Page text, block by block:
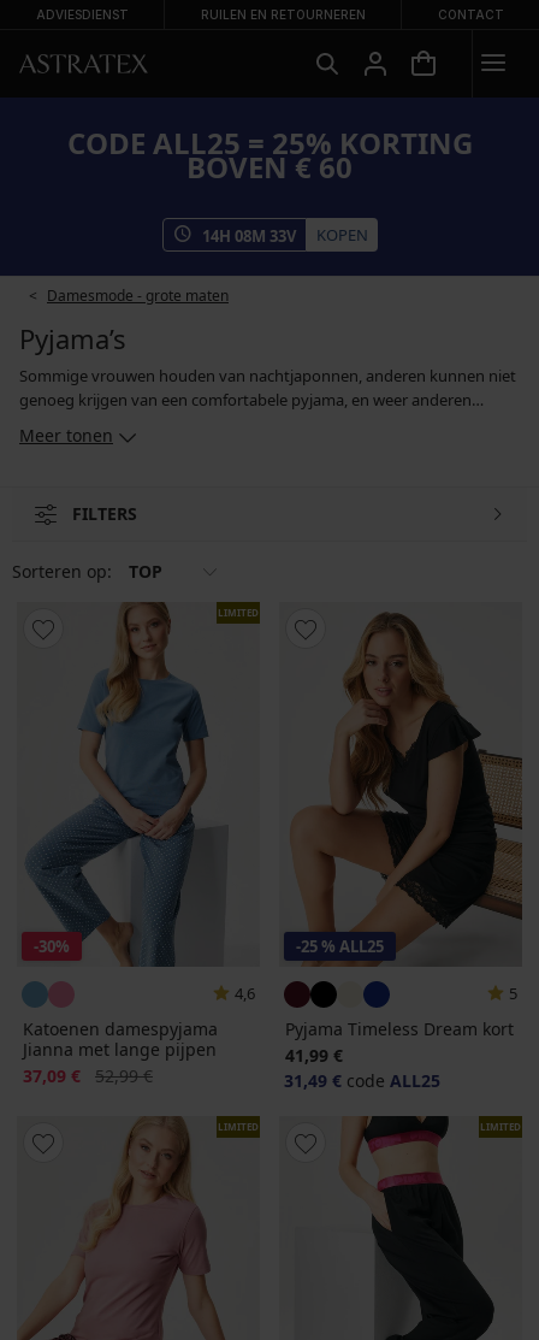
ADVIESDIENST RUILEN EN RETOURNEREN CONTACT
CODE ALL25 = 25% KORTING
BOVEN € 60
14H 08M 31V KOPEN
Damesmode - grote maten
Pyjama’s
Sommige vrouwen houden van nachtjaponnen, anderen kunnen niet
genoeg krijgen van een comfortabele pyjama, en weer anderen
pyjama's houdt, ben je hier aan het juiste adres. Je kan kiezen uit
zwangerschapsmodellen voor aanstaande moeders en ontwerpen
meer sierlijke romantiek, je zal bij ons zeker je favoriete pyjama
Meer tonen
FILTERS
Sorteren op: TOP
LIMITED
-30%
4,6
Katoenen damespyjama
Jianna met lange pijpen
Korting
37,09 € Oorspronkelijke prijs
52,99 €
-25 % ALL25
5
Pyjama Timeless Dream kort
41,99 €
31,49 € code ALL25
LIMITED LIMITED